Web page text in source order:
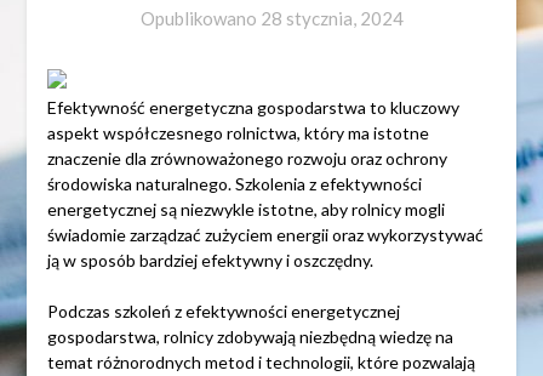
Opublikowano 28 stycznia, 2024
Efektywność energetyczna gospodarstwa to kluczowy
aspekt współczesnego rolnictwa, który ma istotne
znaczenie dla zrównoważonego rozwoju oraz ochrony
środowiska naturalnego. Szkolenia z efektywności
energetycznej są niezwykle istotne, aby rolnicy mogli
świadomie zarządzać zużyciem energii oraz wykorzystywać
ją w sposób bardziej efektywny i oszczędny.
Podczas szkoleń z efektywności energetycznej
gospodarstwa, rolnicy zdobywają niezbędną wiedzę na
temat różnorodnych metod i technologii, które pozwalają